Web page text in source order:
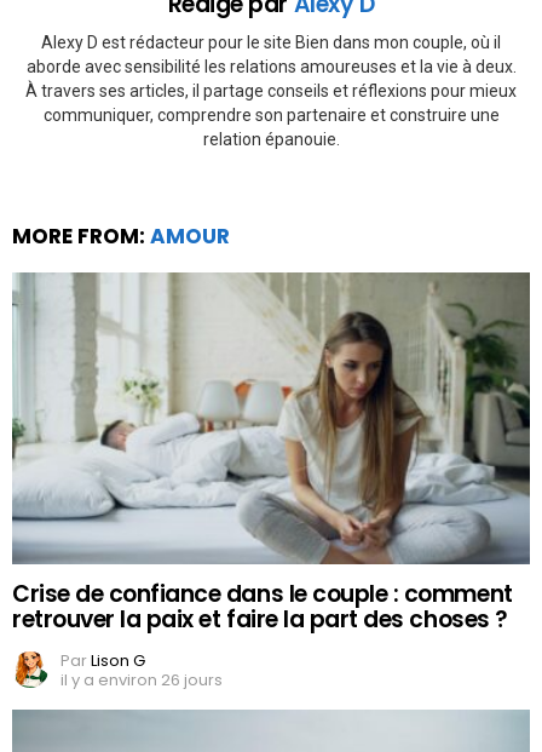
Alexy D est rédacteur pour le site Bien dans mon couple, où il
aborde avec sensibilité les relations amoureuses et la vie à deux.
À travers ses articles, il partage conseils et réflexions pour mieux
communiquer, comprendre son partenaire et construire une
relation épanouie.
MORE FROM: AMOUR
Crise de confiance dans le couple : comment
retrouver la paix et faire la part des choses ?
ParLison G
il y a environ 26 jours